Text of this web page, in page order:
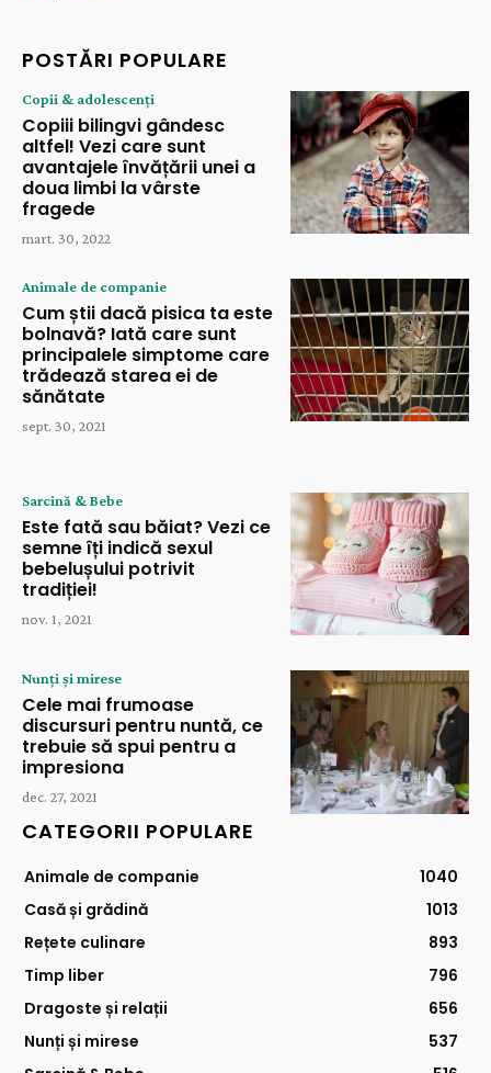
POSTĂRI POPULARE
Copii & adolescenți
Copiii bilingvi gândesc
altfel! Vezi care sunt
avantajele învățării unei a
doua limbi la vârste
fragede
mart. 30, 2022
Animale de companie
Cum știi dacă pisica ta este
bolnavă? Iată care sunt
principalele simptome care
trădează starea ei de
sănătate
sept. 30, 2021
Sarcină & Bebe
Este fată sau băiat? Vezi ce
semne îți indică sexul
bebelușului potrivit
tradiției!
nov. 1, 2021
Nunți și mirese
Cele mai frumoase
discursuri pentru nuntă, ce
trebuie să spui pentru a
impresiona
dec. 27, 2021
CATEGORII POPULARE
Animale de companie
1040
Casă și grădină
1013
Rețete culinare
893
Timp liber
796
Dragoste și relații
656
Nunți și mirese
537